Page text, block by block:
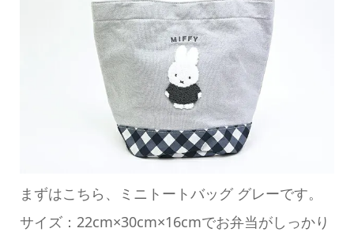
まずはこちら、ミニトートバッグ グレーです。
サイズ：22cm×30cm×16cmでお弁当がしっかり